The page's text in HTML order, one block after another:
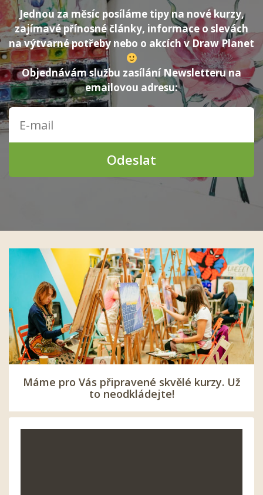
Jednou za měsíc posíláme tipy na nové kurzy,
zajímavé přínosné články, informace o slevách
na výtvarné potřeby nebo o akcích v Draw Planet
Objednávám službu zasílání Newsletteru na
emailovou adresu:
Odeslat
Máme pro Vás připravené skvělé kurzy. Už
to neodkládejte!